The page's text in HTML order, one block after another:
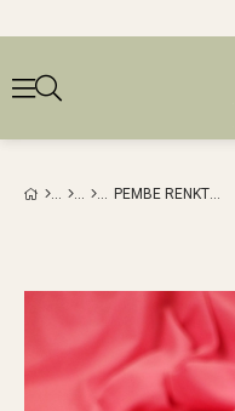
PEMBE RENKTE PAMUKLU DOKUMAEN: 145 CM